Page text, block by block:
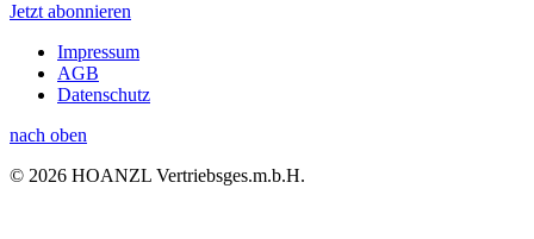
Jetzt abonnieren
Impressum
AGB
Datenschutz
nach oben
© 2026 HOANZL Vertriebsges.m.b.H.